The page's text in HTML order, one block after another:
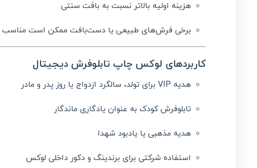
هزینه اولیه بالاتر نسبت به بافت سنتی
برخی فرش‌های طبیعی یا دست‌بافت ممکن است مناسب
کاربردهای لوکس چاپ تابلوفرش دیجیتال
هدیه VIP برای تولد، سالگرد ازدواج یا روز پدر و مادر
تابلوفرش کودک به عنوان یادگاری ماندگار
هدیه مذهبی یا یادبود شهدا
استفاده شرکتی برای برندینگ و دکور داخلی لوکس